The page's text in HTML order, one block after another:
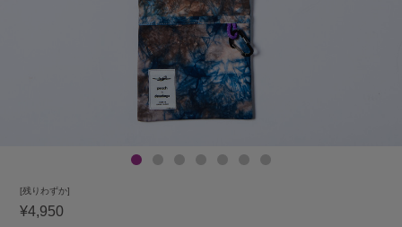
[残りわずか]
¥4,950